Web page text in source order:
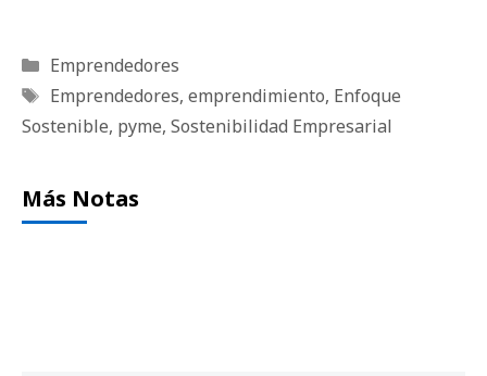
Categorías
Emprendedores
Etiquetas
Emprendedores, emprendimiento, Enfoque
Sostenible, pyme, Sostenibilidad Empresarial
Más Notas